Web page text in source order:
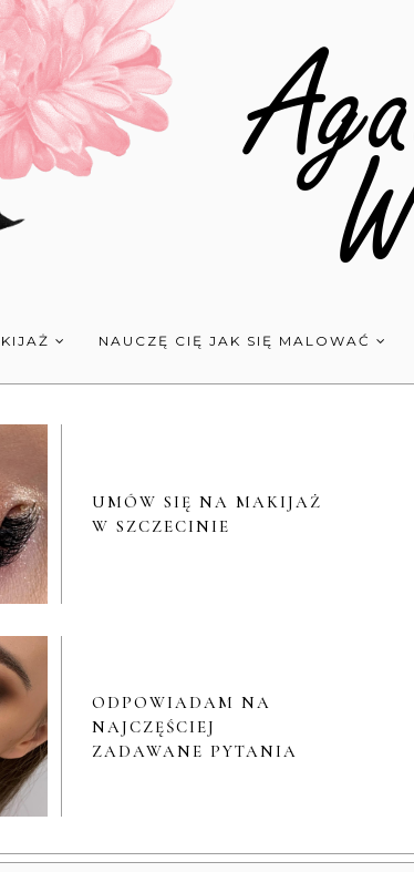
NAUCZĘ CIĘ JAK SIĘ MALOWAĆ
UMÓW SIĘ NA MAKIJAŻ
W SZCZECINIE
ODPOWIADAM NA
NAJCZĘŚCIEJ
ZADAWANE PYTANIA